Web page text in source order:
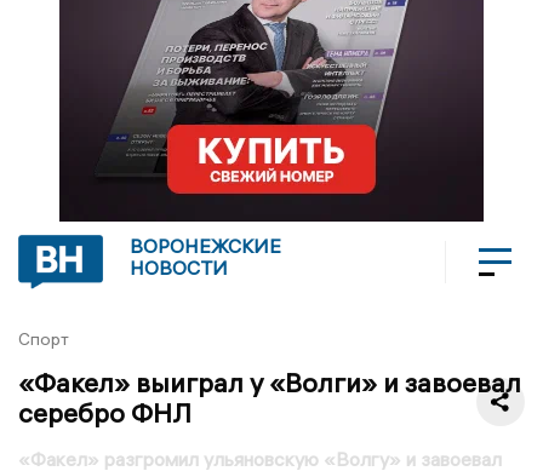
ВОРОНЕЖСКИЕ
НОВОСТИ
Спорт
«Факел» выиграл у «Волги» и завоевал
серебро ФНЛ
«Факел» разгромил ульяновскую «Волгу» и завоевал